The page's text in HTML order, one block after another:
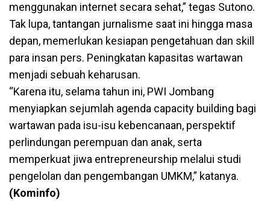
menggunakan internet secara sehat,” tegas Sutono.
Tak lupa, tantangan jurnalisme saat ini hingga masa
depan, memerlukan kesiapan pengetahuan dan skill
para insan pers. Peningkatan kapasitas wartawan
menjadi sebuah keharusan.
“Karena itu, selama tahun ini, PWI Jombang
menyiapkan sejumlah agenda capacity building bagi
wartawan pada isu-isu kebencanaan, perspektif
perlindungan perempuan dan anak, serta
memperkuat jiwa entrepreneurship melalui studi
pengelolan dan pengembangan UMKM,” katanya.
(Kominfo)